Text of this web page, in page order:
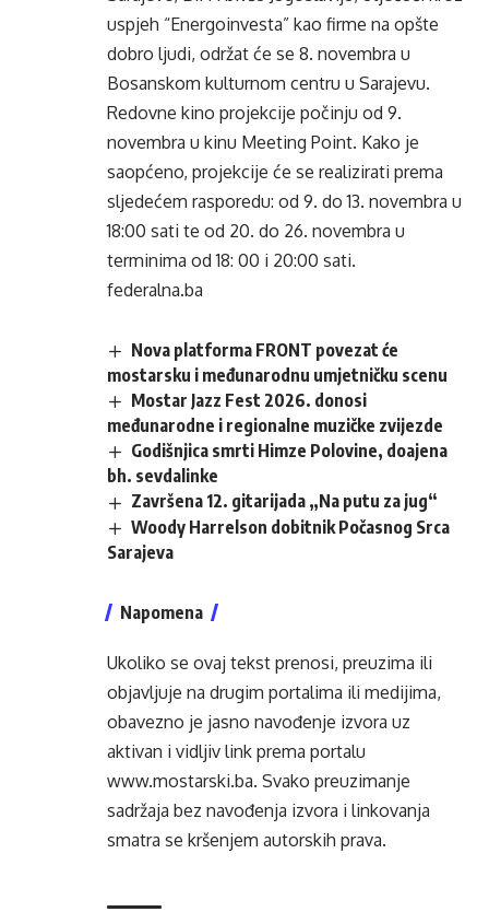
uspjeh “Energoinvesta” kao firme na opšte
dobro ljudi, održat će se 8. novembra u
Bosanskom kulturnom centru u Sarajevu.
Redovne kino projekcije počinju od 9.
novembra u kinu Meeting Point. Kako je
saopćeno, projekcije će se realizirati prema
sljedećem rasporedu: od 9. do 13. novembra u
18:00 sati te od 20. do 26. novembra u
terminima od 18: 00 i 20:00 sati.
federalna.ba
Nova platforma FRONT povezat će
mostarsku i međunarodnu umjetničku scenu
Mostar Jazz Fest 2026. donosi
međunarodne i regionalne muzičke zvijezde
Godišnjica smrti Himze Polovine, doajena
bh. sevdalinke
Završena 12. gitarijada „Na putu za jug“
Woody Harrelson dobitnik Počasnog Srca
Sarajeva
Napomena
Ukoliko se ovaj tekst prenosi, preuzima ili
objavljuje na drugim portalima ili medijima,
obavezno je jasno navođenje izvora uz
aktivan i vidljiv link prema portalu
www.mostarski.ba. Svako preuzimanje
sadržaja bez navođenja izvora i linkovanja
smatra se kršenjem autorskih prava.